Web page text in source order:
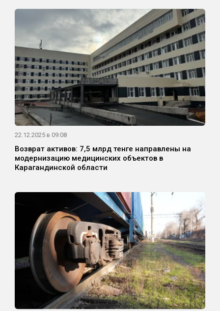
22.12.2025 в 09:08
Возврат активов: 7,5 млрд тенге направлены на
модернизацию медицинских объектов в
Карагандинской области